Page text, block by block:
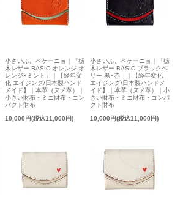
小さいふ。ペケーニョ｜「栃
木レザー BASIC オレンジ オ
レンジ×ミント」｜【経年変
化 エイジング/日本製ハンド
メイド】｜本革（ヌメ革）｜
小さい財布・ミニ財布・コン
パクト財布
10,000円(税込11,000円)
小さいふ。ペケーニョ｜「栃
木レザー BASIC ブラックベ
リー 黒×赤」｜【経年変化
エイジング/日本製ハンドメ
イド】｜本革（ヌメ革）｜小
さい財布・ミニ財布・コンパ
クト財布
10,000円(税込11,000円)